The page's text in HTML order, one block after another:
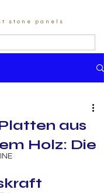
stone panels
aus
Holz: Die